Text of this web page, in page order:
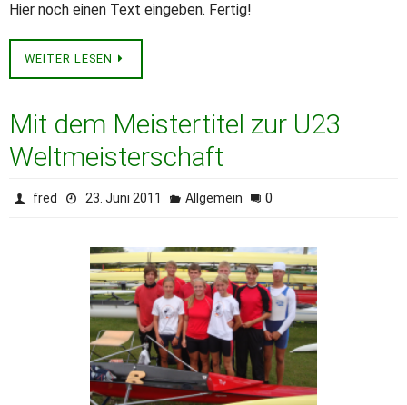
Hier noch einen Text eingeben. Fertig!
WEITER LESEN
Mit dem Meistertitel zur U23
Weltmeisterschaft
fred 23. Juni 2011 Allgemein 0